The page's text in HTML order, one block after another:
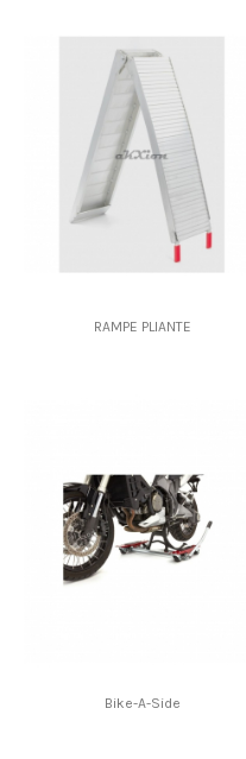
RAMPE PLIANTE
Bike-A-Side